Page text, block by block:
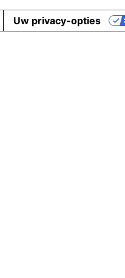
Uw privacy-opties